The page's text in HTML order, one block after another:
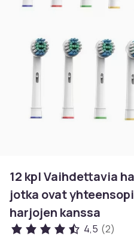
12 kpl Vaihdettavia
jotka ovat
harjojen kanssa
4,5 (2)